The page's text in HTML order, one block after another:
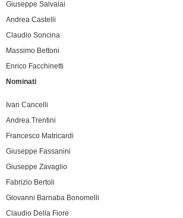
Giuseppe Salvalai
Andrea Castelli
Claudio Soncina
Massimo Bettoni
Enrico Facchinetti
Nominati
Ivan Cancelli
Andrea Trentini
Francesco Matricardi
Giuseppe Fassanini
Giuseppe Zavaglio
Fabrizio Bertoli
Giovanni Barnaba Bonomelli
Claudio Della Fiore